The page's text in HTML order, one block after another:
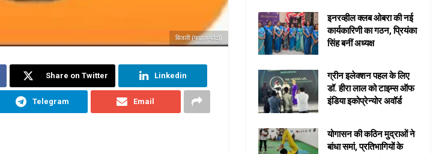
बिजली (फाइल फोटो)
Share on Twitter Linkedin
Telegram Email
इनरव्हील क्लब ओबरा की नई
कार्यकारिणी का गठन, प्रियंका
सिंह बनीं अध्यक्ष
ग्रीन इलेक्शन पहल के लिए
डॉ. हीरा लाल को टाइम्स ऑफ
इंडिया इकोप्रेन्योर अवॉर्ड
योगासन की कठिन मुद्राओं ने
बांधा समां, प्रतिभागियों के